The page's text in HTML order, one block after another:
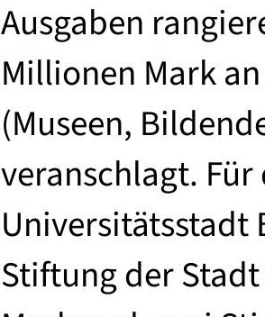
Ausgaben
Millionen Mark
(Museen,
veranschlagt.
Universitätsstadt
Stiftung der